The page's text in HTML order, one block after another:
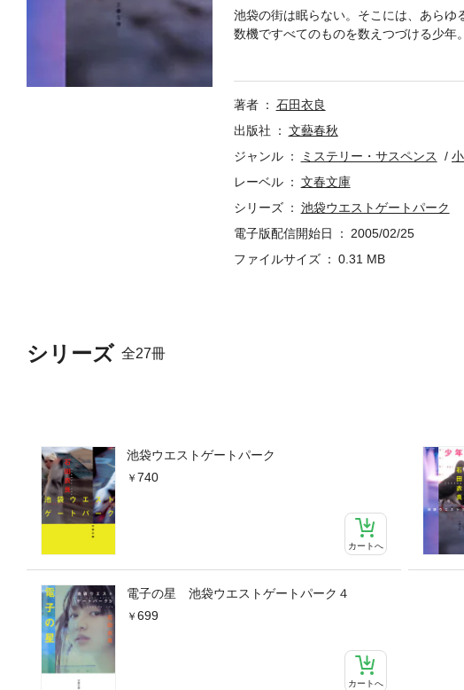
シリーズ 全27冊
池袋ウエストゲートパーク
740
カートへ
電子の星 池袋ウエストゲートパーク４
699
カートへ
池袋の街は眠らない。そこには、あら
数機ですべてのものを数えつづける少年
女子高生監禁事件の未成年の犯人。ホ
著者
石田衣良
出版社
文藝春秋
ジャンル
ミステリー・サスペンス
レーベル
文春文庫
シリーズ
池袋ウエストゲートパーク
電子版配信開始日
2005/02/25
ファイルサイズ
0.31 MB